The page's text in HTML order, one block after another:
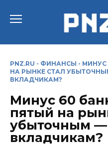
PNZ.RU - ФИНАНСЫ - МИНУС
НА РЫНКЕ СТАЛ
ВКЛАДЧИКАМ?
Минус 60
пятый на
убыточным —
вкладчикам?